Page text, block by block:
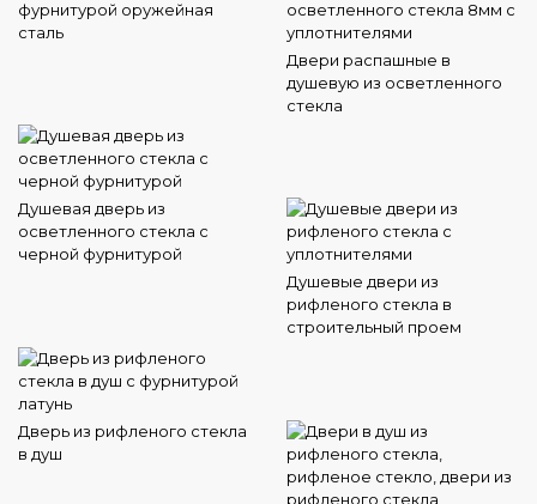
фурнитурой оружейная
сталь
Двери распашные в
душевую из осветленного
стекла
Душевая дверь из
осветленного стекла с
черной фурнитурой
Душевые двери из
рифленого стекла в
строительный проем
Дверь из рифленого стекла
в душ